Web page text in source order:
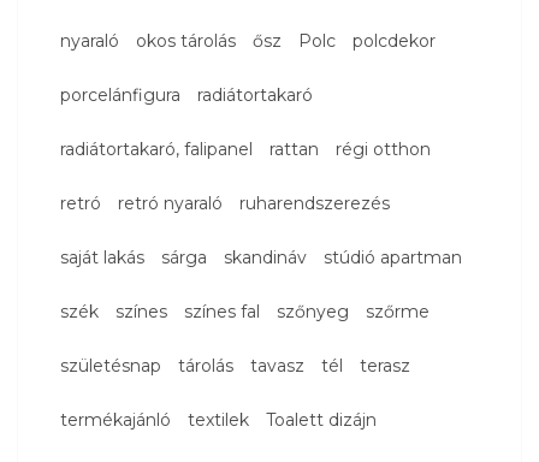
nyaraló okos tárolás ősz Polc polcdekor
porcelánfigura radiátortakaró
radiátortakaró, falipanel rattan régi otthon
retró retró nyaraló ruharendszerezés
saját lakás sárga skandináv stúdió apartman
szék színes színes fal szőnyeg szőrme
születésnap tárolás tavasz tél terasz
termékajánló textilek Toalett dizájn